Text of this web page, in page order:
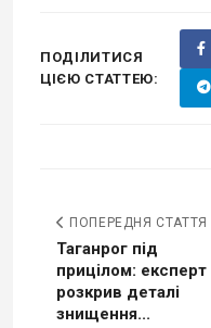
ПОДІЛИТИСЯ
ЦІЄЮ СТАТТЕЮ:
ПОПЕРЕДНЯ СТАТТЯ
Таганрог під
прицілом: експерт
розкрив деталі
знищення...